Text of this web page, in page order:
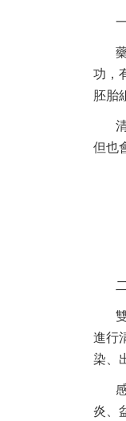
功，
胚胎
但也
進行
染、
炎、